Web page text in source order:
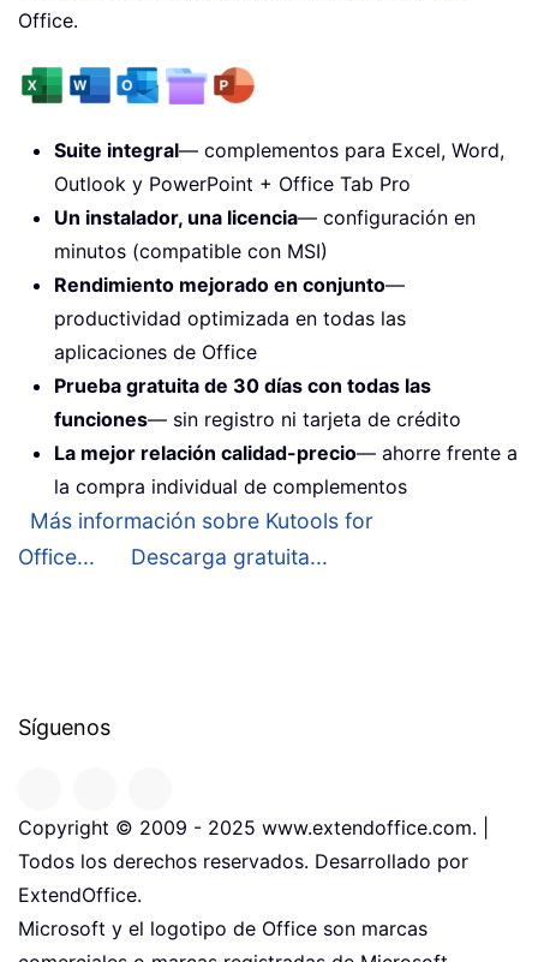
Office.
Suite integral— complementos para Excel, Word,
Outlook y PowerPoint + Office Tab Pro
Un instalador, una licencia— configuración en
minutos (compatible con MSI)
Rendimiento mejorado en conjunto—
productividad optimizada en todas las
aplicaciones de Office
Prueba gratuita de 30 días con todas las
funciones— sin registro ni tarjeta de crédito
La mejor relación calidad-precio— ahorre frente a
la compra individual de complementos
Más información sobre Kutools for
Office...
Descarga gratuita...
Síguenos
Copyright © 2009 - 2025 www.extendoffice.com. |
Todos los derechos reservados. Desarrollado por
ExtendOffice.
Microsoft y el logotipo de Office son marcas